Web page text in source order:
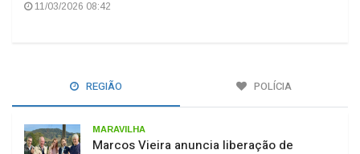
11/03/2026 08:42
REGIÃO POLÍCIA
MARAVILHA
Marcos Vieira anuncia liberação de